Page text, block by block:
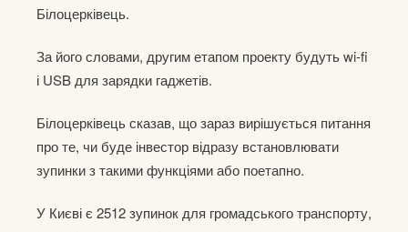
Білоцерківець.
За його словами, другим етапом проекту будуть wi-fi
і USB для зарядки гаджетів.
Білоцерківець сказав, що зараз вирішується питання
про те, чи буде інвестор відразу встановлювати
зупинки з такими функціями або поетапно.
У Києві є 2512 зупинок для громадського транспорту,